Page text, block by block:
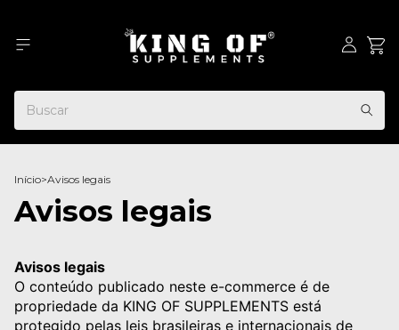
Início>Avisos legais
Avisos legais
Avisos legais
O conteúdo publicado neste e-commerce é de
propriedade da KING OF SUPPLEMENTS está
protegido pelas leis brasileiras e internacionais de